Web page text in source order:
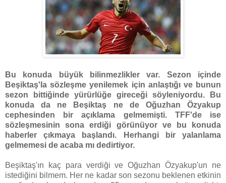
Bu konuda büyük bilinmezlikler var. Sezon içinde
Beşiktaş'la sözleşme yenilemek için anlaştığı ve bunun
sezon bittiğinde yürürlüğe gireceği söyleniyordu. Bu
konuda da ne Beşiktaş ne de Oğuzhan Özyakup
cephesinden bir açıklama gelmemişti. TFF'de ise
sözleşmesinin sona erdiği görünüyor ve bu konuda
haberler çıkmaya başlandı. Herhangi bir yalanlama
gelmemesi de acaba mı dedirtiyor.
Beşiktaş'ın kaç para verdiği ve Oğuzhan Özyakup'un ne
istediğini bilmem. Her ne kadar son sezonu beklenen etkinin